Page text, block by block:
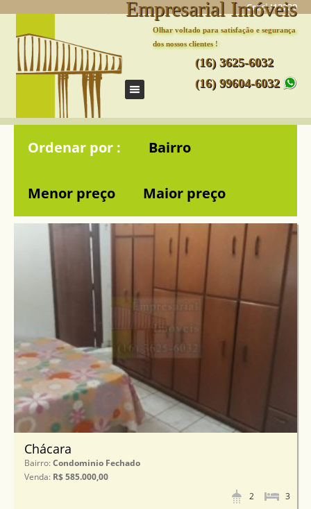
Creci J13229
Empresarial Imóveis
Olhar voltado para satisfação e segurança
dos nossos clientes !
(16) 3625-6032
(16) 99604-6032
Ordenar por : Bairro
Menor preço Maior preço
Chácara
Bairro:Condominio Fechado
Venda: R$ 585.000,00
3
2